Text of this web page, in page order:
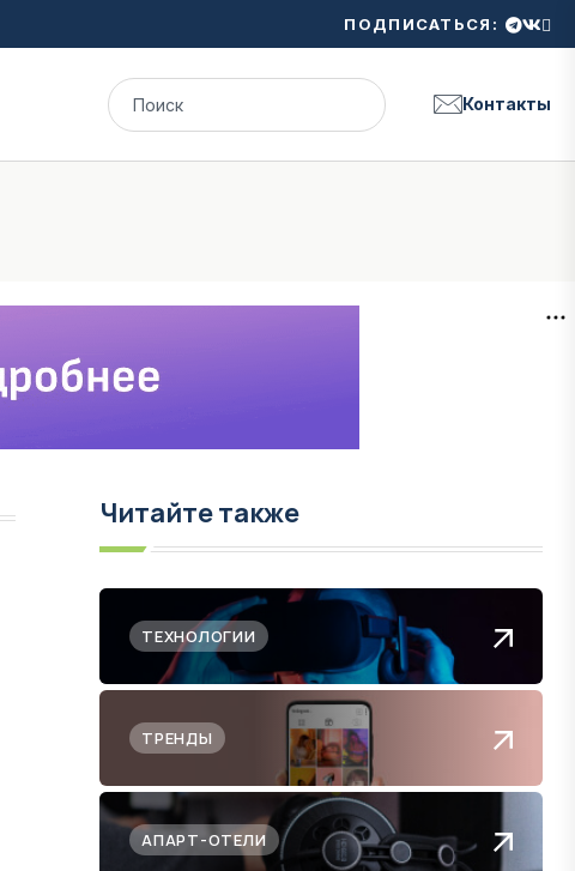
ПОДПИСАТЬСЯ:
Контакты
Читайте также
ТЕХНОЛОГИИ
ТРЕНДЫ
АПАРТ-ОТЕЛИ